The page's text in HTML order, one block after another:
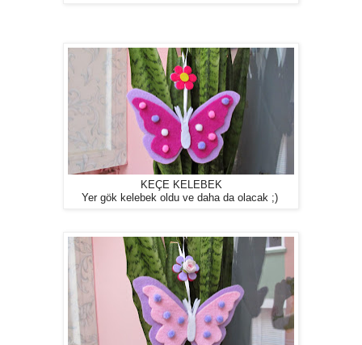
KEÇE KELEBEK
Yer gök kelebek oldu ve daha da olacak ;)